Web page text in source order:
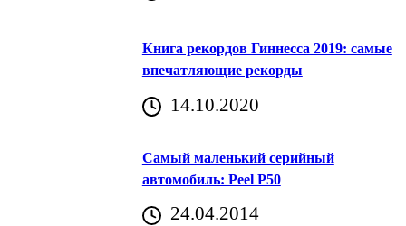
Книга рекордов Гиннесса 2019: самые
впечатляющие рекорды
14.10.2020
Самый маленький серийный
автомобиль: Peel P50
24.04.2014